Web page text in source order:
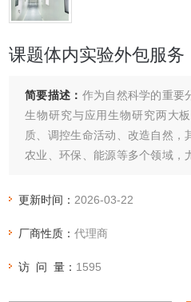
课题体内实验外包服务
简要描述： 作为自然科学的重要
生物研究与应用生物研究两大
质、调控生命活动、改造自然，
农业、环保、能源等多个领域，
和技术支撑，是连接基础生物
更新时间： 2026-03-22
厂商性质：代理商
访 问 量： 1595